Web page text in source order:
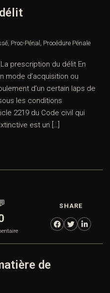
, Proc-Pénal , Procédure Pénale
prescription du délit En
mode d’acquisition ou
d’un certain laps de
les conditions
2219 du Code civil qui
est un […]
SHARE
de